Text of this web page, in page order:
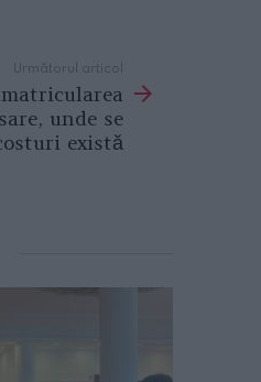
Următorul articol
unde se
există